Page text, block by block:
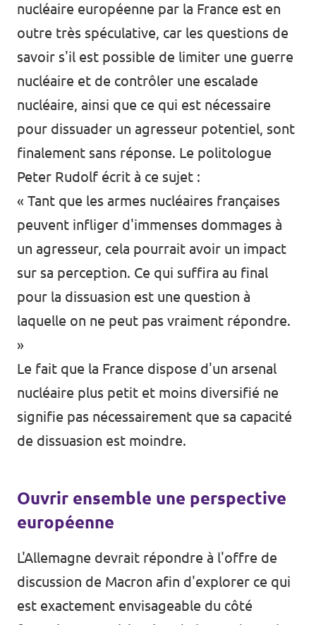
nucléaire européenne par la France est en
outre très spéculative, car les questions de
savoir s'il est possible de limiter une guerre
nucléaire et de contrôler une escalade
nucléaire, ainsi que ce qui est nécessaire
pour dissuader un agresseur potentiel, sont
finalement sans réponse. Le politologue
Peter Rudolf écrit à ce sujet :
« Tant que les armes nucléaires françaises
peuvent infliger d'immenses dommages à
un agresseur, cela pourrait avoir un impact
sur sa perception. Ce qui suffira au final
pour la dissuasion est une question à
laquelle on ne peut pas vraiment répondre.
»
Le fait que la France dispose d'un arsenal
nucléaire plus petit et moins diversifié ne
signifie pas nécessairement que sa capacité
de dissuasion est moindre.
Ouvrir ensemble une perspective
européenne
L'Allemagne devrait répondre à l'offre de
discussion de Macron afin d'explorer ce qui
est exactement envisageable du côté